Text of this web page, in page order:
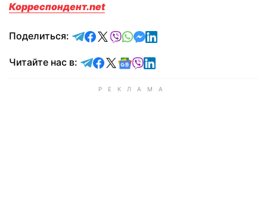
Корреспондент.net
Поделиться: отправить в Telegram
поделиться в Facebook
поделиться в X
отправить в Viber
отправить в Whatsapp
отправить в Messenger
отправить в LinkedIn
Читайте нас в: Читайте в Telegram
Читайте в Facebook
Читайте в X
Читайте в Google news
Читайте в Viber
Читайте в LinkedIn